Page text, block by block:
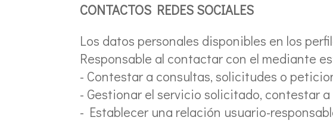
CONTACTOS REDES SOCIALES
Los datos personales disponibles en los
Responsable al contactar con el mediante
- Contestar a consultas, solicitudes o
- Gestionar el servicio solicitado, contestar
- Establecer una relación usuario-